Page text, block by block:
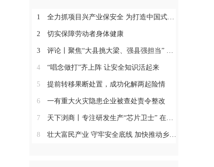
1 全力抓项目兴产业保安全 为打造中国式现代化县域示范作出更大贡献
2 切实保障劳动者身体健康
3 评论丨聚焦“大县挑大梁、强县强担当” 保持定力真抓实干奋发作为
4 “唱念做打”齐上阵 让安全知识活起来
5 提前转移果断处置，成功化解两起险情
6 一有重大火灾隐患企业被查处责令整改
7 天下浏商丨专注研发生产“芯片卫士” 在半导体红海中搏出“隐形冠军”
8 壮大富民产业 守牢安全底线 加快推动乡村全面振兴